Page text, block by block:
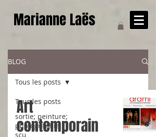
Marianne Laës
BLOG
Tous les posts
sortie; peinture;
photographie;
scu
Tous les posts
Art
contemporain